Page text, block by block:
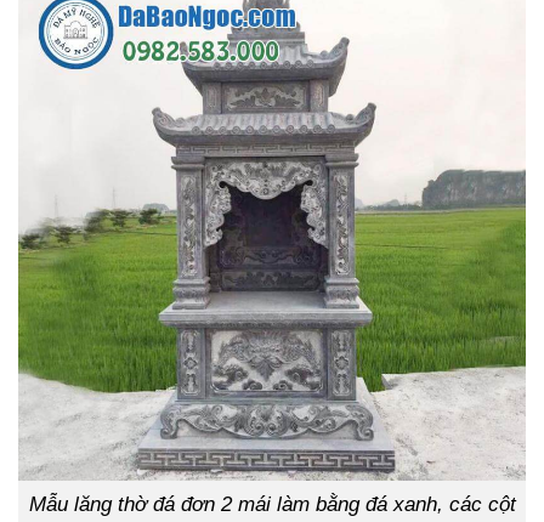
Mẫu lăng thờ đá đơn 2 mái làm bằng đá xanh, các cột